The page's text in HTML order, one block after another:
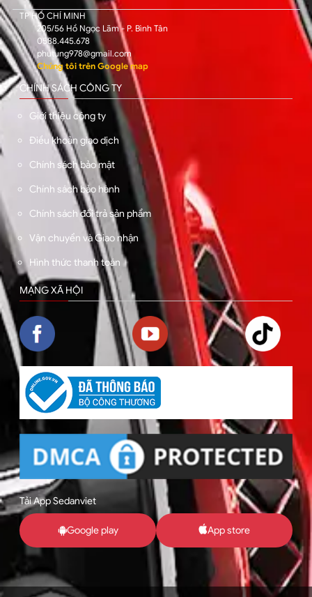
TP HỒ CHÍ MINH
205/56 Hồ Ngọc Lãm - P. Bình Tân
0588.445.678
phutung978@gmail.com
Chúng tôi trên Google map
CHÍNH SÁCH CÔNG TY
Giới thiệu công ty
Điều khoản giao dịch
Chính sách bảo mật
Chính sách bảo hành
Chính sách đổi trả sản phẩm
Vận chuyển và Giao nhận
Hình thức thanh toán
MẠNG XÃ HỘI
Tải App Sedanviet
Google play App store